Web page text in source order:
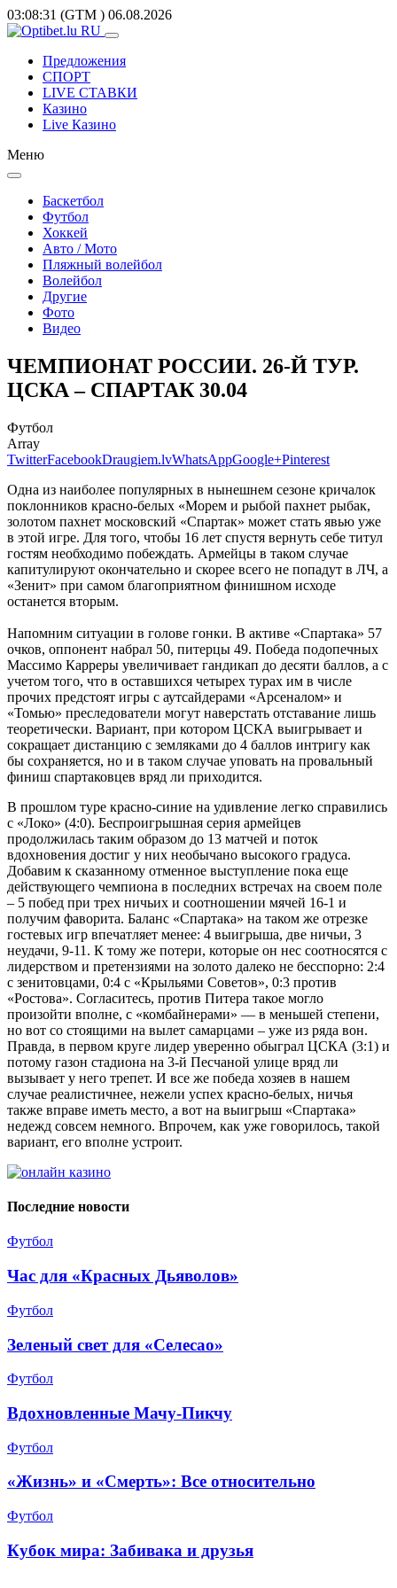
03:08:31 (GTM ) 06.08.2026
Предложения
СПОРТ
LIVE СТАВКИ
Казино
Live Казино
Меню
Баскетбол
Футбол
Хоккей
Авто / Мото
Пляжный волейбол
Волейбол
Другие
Фото
Видео
ЧЕМПИОНАТ РОССИИ. 26-Й ТУР.
ЦСКА – СПАРТАК 30.04
Футбол
Array
TwitterFacebookDraugiem.lvWhatsAppGoogle+Pinterest
Одна из наиболее популярных в нынешнем сезоне кричалок
поклонников красно-белых «Морем и рыбой пахнет рыбак,
золотом пахнет московский «Спартак» может стать явью уже
в этой игре. Для того, чтобы 16 лет спустя вернуть себе титул
гостям необходимо побеждать. Армейцы в таком случае
капитулируют окончательно и скорее всего не попадут в ЛЧ, а
«Зенит» при самом благоприятном финишном исходе
останется вторым.
Напомним ситуации в голове гонки. В активе «Спартака» 57
очков, оппонент набрал 50, питерцы 49. Победа подопечных
Массимо Карреры увеличивает гандикап до десяти баллов, а с
учетом того, что в оставшихся четырех турах им в числе
прочих предстоят игры с аутсайдерами «Арсеналом» и
«Томью» преследователи могут наверстать отставание лишь
теоретически. Вариант, при котором ЦСКА выигрывает и
сокращает дистанцию с земляками до 4 баллов интригу как
бы сохраняется, но и в таком случае уповать на провальный
финиш спартаковцев вряд ли приходится.
В прошлом туре красно-синие на удивление легко справились
с «Локо» (4:0). Беспроигрышная серия армейцев
продолжилась таким образом до 13 матчей и поток
вдохновения достиг у них необычано высокого градуса.
Добавим к сказанному отменное выступление пока еще
действующего чемпиона в последних встречах на своем поле
– 5 побед при трех ничьих и соотношении мячей 16-1 и
получим фаворита. Баланс «Спартака» на таком же отрезке
гостевых игр впечатляет менее: 4 выигрыша, две ничьи, 3
неудачи, 9-11. К тому же потери, которые он нес соотносятся с
лидерством и претензиями на золото далеко не бесспорно: 2:4
с зенитовцами, 0:4 с «Крыльями Советов», 0:3 против
«Ростова». Согласитесь, против Питера такое могло
произойти вполне, с «комбайнерами» — в меньшей степени,
но вот со стоящими на вылет самарцами – уже из ряда вон.
Правда, в первом круге лидер уверенно обыграл ЦСКА (3:1) и
потому газон стадиона на 3-й Песчаной улице вряд ли
вызывает у него трепет. И все же победа хозяев в нашем
случае реалистичнее, нежели успех красно-белых, ничья
также вправе иметь место, а вот на выигрыш «Спартака»
недежд совсем немного. Впрочем, как уже говорилось, такой
вариант, его вполне устроит.
Последние новости
Футбол
Час для «Красных Дьяволов»
Футбол
Зеленый свет для «Селесао»
Футбол
Вдохновленные Мачу-Пикчу
Футбол
«Жизнь» и «Смерть»: Все относительно
Футбол
Кубок мира: Забивака и друзья